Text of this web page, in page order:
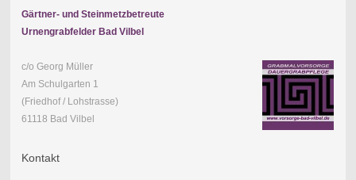
Gärtner- und Steinmetzbetreute
Urnengrabfelder Bad Vilbel
c/o Georg Müller
Am Schulgarten 1
(Friedhof / Lohstrasse)
61118 Bad Vilbel
Kontakt